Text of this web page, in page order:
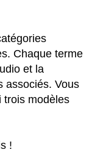
Chaque terme
et la
associés. Vous
trois modèles
!